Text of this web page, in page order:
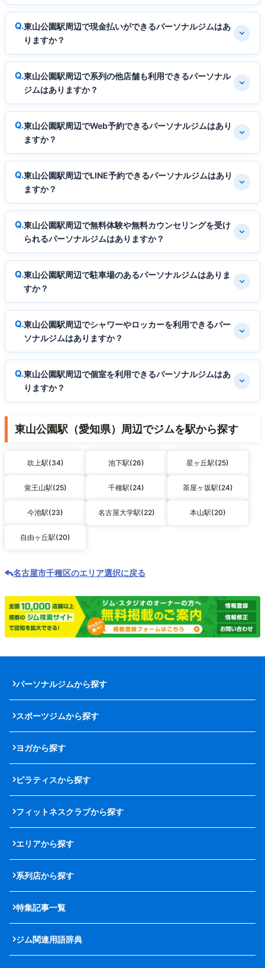
東山公園駅周辺で現金払いができるパーソナルジムはあ
りますか？
東山公園駅周辺で系列の他店舗も利用できるパーソナル
ジムはありますか？
東山公園駅周辺でWeb予約できるパーソナルジムはあり
ますか？
東山公園駅周辺でLINE予約できるパーソナルジムはあり
ますか？
東山公園駅周辺で無料体験や無料カウンセリングを受け
られるパーソナルジムはありますか？
東山公園駅周辺で駐車場のあるパーソナルジムはありま
すか？
東山公園駅周辺でシャワーやロッカーを利用できるパー
ソナルジムはありますか？
東山公園駅周辺で個室を利用できるパーソナルジムはあ
りますか？
東山公園駅（愛知県）周辺でジムを駅から探す
吹上駅(34) 池下駅(26) 星ヶ丘駅(25)
覚王山駅(25) 千種駅(24) 茶屋ヶ坂駅(24)
今池駅(23) 名古屋大学駅(22) 本山駅(20)
自由ヶ丘駅(20)
名古屋市千種区のエリア選択に戻る
パーソナルジムから探す
スポーツジムから探す
ヨガから探す
ピラティスから探す
フィットネスクラブから探す
エリアから探す
系列店から探す
特集記事一覧
ジム関連用語辞典